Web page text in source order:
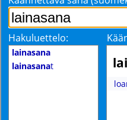
Hakuluettelo:
lainasana
lainasanat